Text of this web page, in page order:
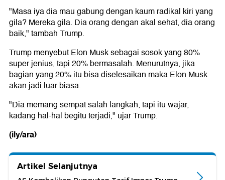
"Masa iya dia mau gabung dengan kaum radikal kiri yang
gila? Mereka gila. Dia orang dengan akal sehat, dia orang
baik," tambah Trump.
Trump menyebut Elon Musk sebagai sosok yang 80%
super jenius, tapi 20% bermasalah. Menurutnya, jika
bagian yang 20% itu bisa diselesaikan maka Elon Musk
akan jadi luar biasa.
"Dia memang sempat salah langkah, tapi itu wajar,
kadang hal-hal begitu terjadi," ujar Trump.
(ily/ara)
Artikel Selanjutnya